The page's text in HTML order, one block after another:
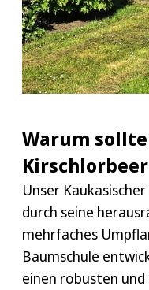
Warum
Unser
durch seine
mehrfaches
Baumschule
einen robusten und